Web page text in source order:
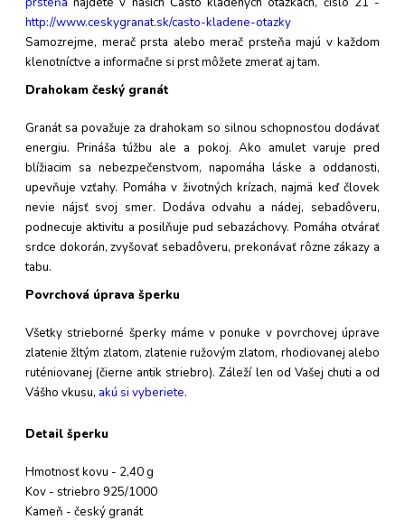
http://www.ceskygranat.sk/casto-kladene-otazky
Samozrejme, merač prsta alebo merač prsteňa majú v každom
klenotníctve a informačne si prst môžete zmerať aj tam.
Drahokam český granát
Granát sa považuje za drahokam so silnou schopnosťou dodávať
energiu. Prináša túžbu ale a pokoj. Ako amulet varuje pred
blížiacim sa nebezpečenstvom, napomáha láske a oddanosti,
upevňuje vzťahy. Pomáha v životných krízach, najmä keď človek
nevie nájsť svoj smer. Dodáva odvahu a nádej, sebadôveru,
podnecuje aktivitu a posilňuje pud sebazáchovy. Pomáha otvárať
srdce dokorán, zvyšovať sebadôveru, prekonávať rôzne zákazy a
tabu.
Povrchová úprava šperku
Všetky strieborné šperky máme v ponuke v povrchovej úprave
zlatenie žltým zlatom, zlatenie ružovým zlatom, rhodiovanej alebo
ruténiovanej (čierne antik striebro). Záleží len od Vašej chuti a od
Vášho vkusu, akú si vyberiete.
Detail šperku
Hmotnosť kovu - 2,40 g
Kov - striebro 925/1000
Kameň - český granát